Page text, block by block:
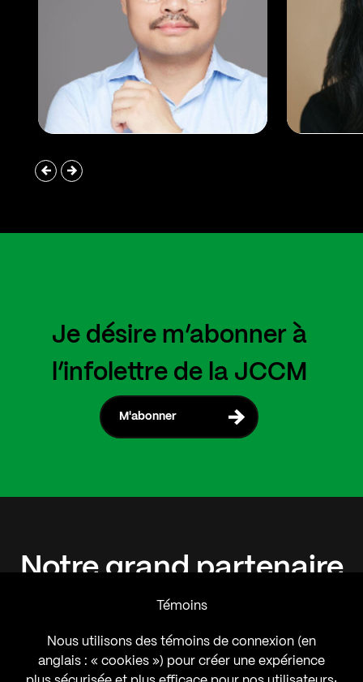
Je désire m’abonner à
l’infolettre de la JCCM
M'abonner
Notre grand partenaire
Témoins
Nous utilisons des témoins de connexion (en
anglais : « cookies ») pour créer une expérience